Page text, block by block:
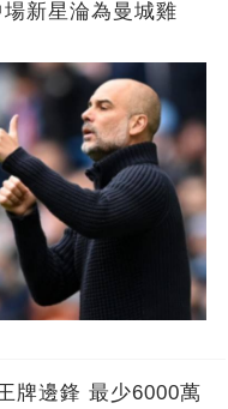
新星淪為曼城雞
牌邊鋒 最少6000萬